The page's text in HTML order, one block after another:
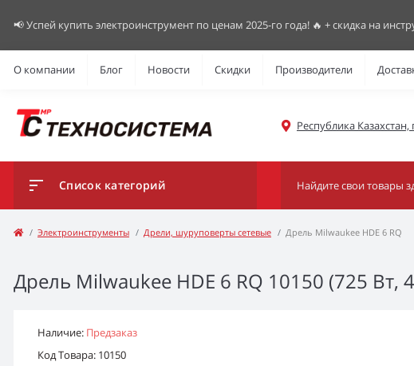
📢 Успей купить электроинструмент по ценам 2025-го года! 🔥 + скидка на
О компании Блог Новости Скидки Производители
Республика
Список категорий
Электроинструменты Дрели, шуруповерты сетевые Дрель Milwaukee HDE 6 RQ
Дрель Milwaukee HDE 6 RQ 10150 (725
Наличие: Предзаказ
Код Товара: 10150